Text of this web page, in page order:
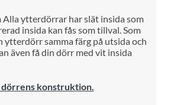
Alla ytterdörrar har slät insida som
insida kan fås som tillval. Som
ytterdörr samma färg på utsida och
även få din dörr med vit insida
dörrens konstruktion.